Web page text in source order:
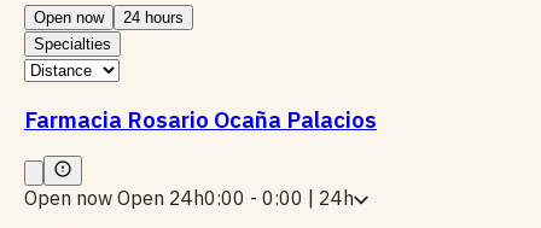
Open now
24 hours
Specialties
Farmacia Rosario Ocaña Palacios
Open now Open 24h0:00 - 0:00 | 24h